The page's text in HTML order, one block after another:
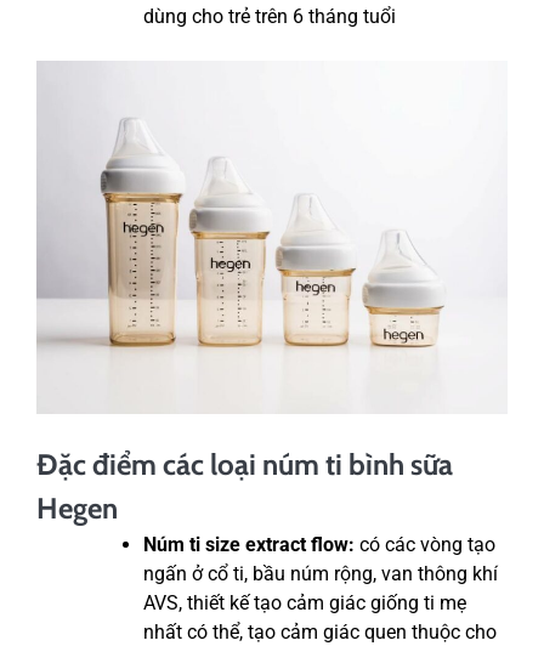
dùng cho trẻ trên 6 tháng tuổi
Đặc điểm các loại núm ti bình sữa
Hegen
Núm ti size extract flow: có các vòng tạo
ngấn ở cổ ti, bầu núm rộng, van thông khí
AVS, thiết kế tạo cảm giác giống ti mẹ
nhất có thể, tạo cảm giác quen thuộc cho